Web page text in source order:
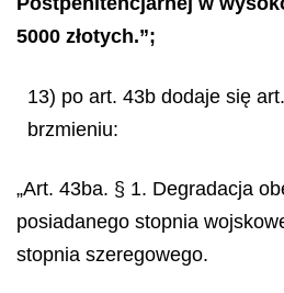
5000 złotych.”;
13) po art. 43b dodaje się
brzmieniu:
„Art. 43ba. § 1. Degradacja
posiadanego stopnia
stopnia szeregowego.